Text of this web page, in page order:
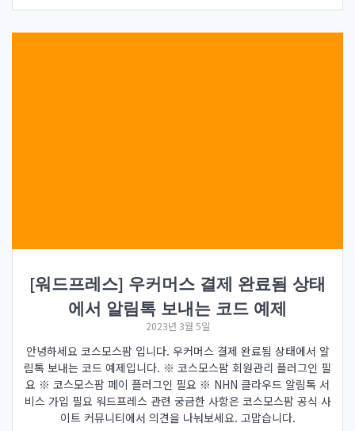
[워드프레스] 우커머스 결제 완료됨 상태
에서 알림톡 보내는 코드 예제
2023년 3월 5일
안녕하세요 코스모스팜 입니다. 우커머스 결제 완료됨 상태에서 알
림톡 보내는 코드 예제입니다. ※ 코스모스팜 회원관리 플러그인 필
요 ※ 코스모스팜 페이 플러그인 필요 ※ NHN 클라우드 알림톡 서
비스 가입 필요 워드프레스 관련 궁금한 사항은 코스모스팜 공식 사
이트 커뮤니티에서 의견을 나눠보세요. 고맙습니다.